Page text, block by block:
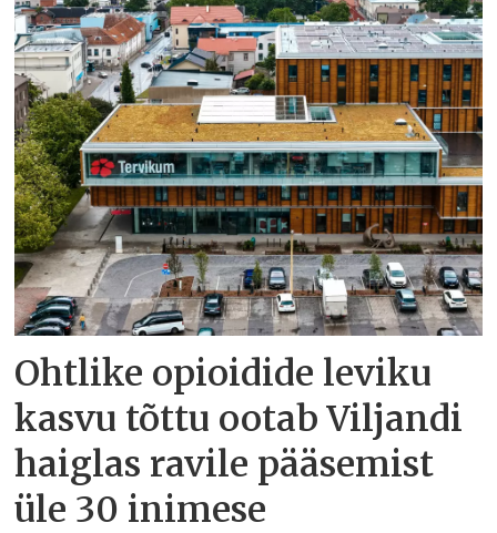
Ohtlike opioidide leviku
kasvu tõttu ootab Viljandi
haiglas ravile pääsemist
üle 30 inimese